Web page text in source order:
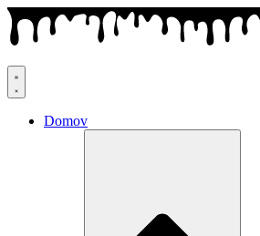
Preskočiť
na
obsah
Domov